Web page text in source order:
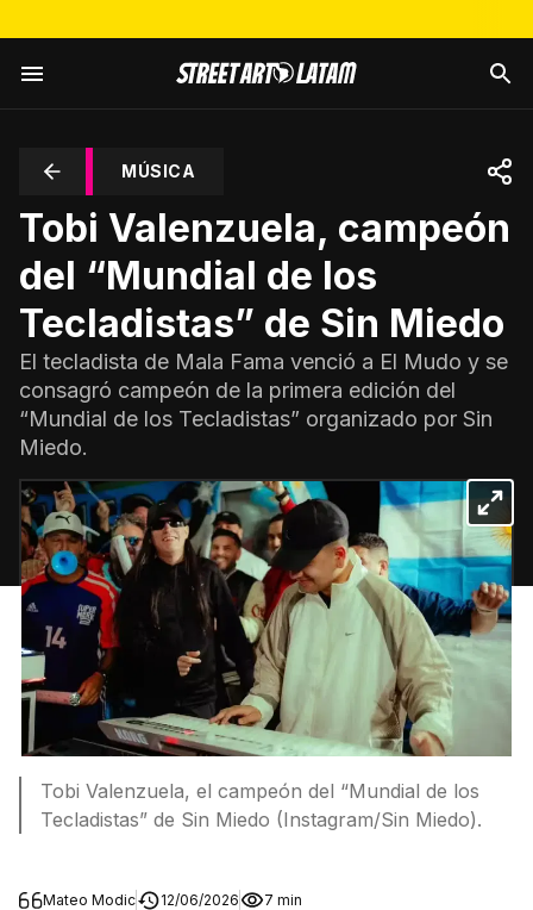
MÚSICA
Tobi Valenzuela, campeón
del “Mundial de los
Tecladistas” de Sin Miedo
El tecladista de Mala Fama venció a El Mudo y se
consagró campeón de la primera edición del
“Mundial de los Tecladistas” organizado por Sin
Miedo.
Tobi Valenzuela, el campeón del “Mundial de los
Tecladistas” de Sin Miedo (Instagram/Sin Miedo).
Mateo Modic 12/06/2026 7 min